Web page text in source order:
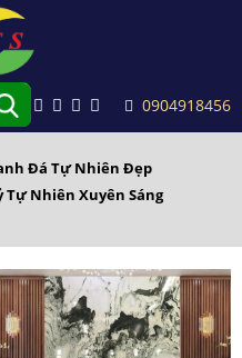
0904918456
Đá Tự Nhiên Đẹp
Tự Nhiên Xuyên Sáng